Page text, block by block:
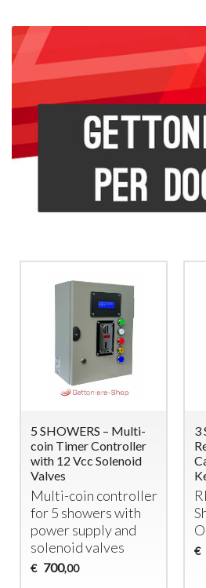
5 SHOWERS – Multi-
coin Timer Controller
with 12 Vcc Solenoid
Valves
Multi-coin controller
for 5 showers with
power supply and
solenoid valves
€ 700,00
3
€